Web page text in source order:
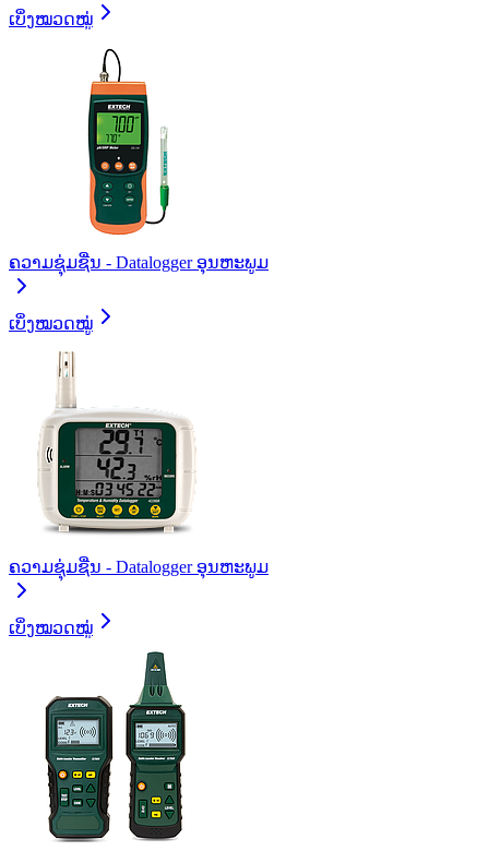
ເບິ່ງໝວດໝູ່
ຄວາມຊຸ່ມຊື່ນ - Datalogger ອຸນຫະພູມ
ເບິ່ງໝວດໝູ່
ຄວາມຊຸ່ມຊື່ນ - Datalogger ອຸນຫະພູມ
ເບິ່ງໝວດໝູ່